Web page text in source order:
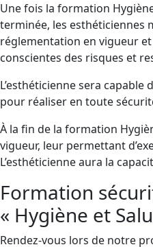
Une fois la formation
terminée, les esthéticiennes
réglementation en vigueur
conscientes des risques et
L’esthéticienne sera
pour réaliser en toute
À la fin de la formation
vigueur, leur permettant
L’esthéticienne aura la
Formation
« Hygiène et
Rendez-vous lors de notre